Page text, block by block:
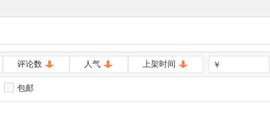
评论数 人气 上架时间 ￥
包邮